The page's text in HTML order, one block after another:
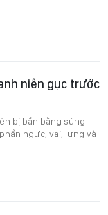
niên gục trước
bị bắn bằng súng
ngực, vai, lưng và